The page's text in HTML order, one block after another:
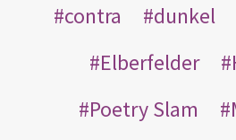
contra
dunkel
Elberfelder
Poetry Slam